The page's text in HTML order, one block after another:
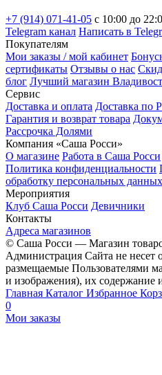
+7 (914) 071-41-05 c 10:00 до
Telegram канал Написать в
Покупателям
Мои заказы / мой кабинет
сертификаты Отзывы о нас
блог Лучший магазин
Сервис
Доставка и оплата Доставка по
Гарантия и возврат товара
Рассрочка Долями
Компания «Саша Росси»
О магазине Работа в Саша Росси
Политика конфиденциальности
обработку персональных данных
Мероприятия
Клуб Саша Росси Девичники
Контакты
Адреса магазинов
© Саша Росси — Магазин
Администрация Сайта не несет
размещаемые Пользователями
и изображения), их содержание
Главная Каталог Избранное
0
Мои заказы